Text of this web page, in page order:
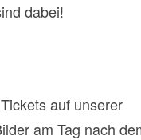
dabei!
auf unserer
am Tag nach